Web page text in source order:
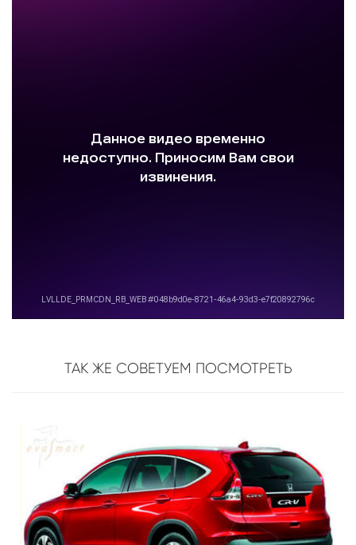
ТАК ЖЕ СОВЕТУЕМ ПОСМОТРЕТЬ